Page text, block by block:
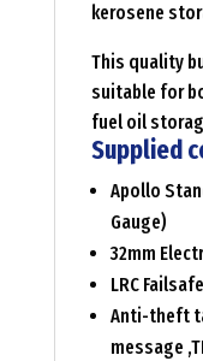
kerosene
This quality
suitable for
fuel oil
Supplied
Apollo
Gauge)
32mm
LRC
Anti-theft
message